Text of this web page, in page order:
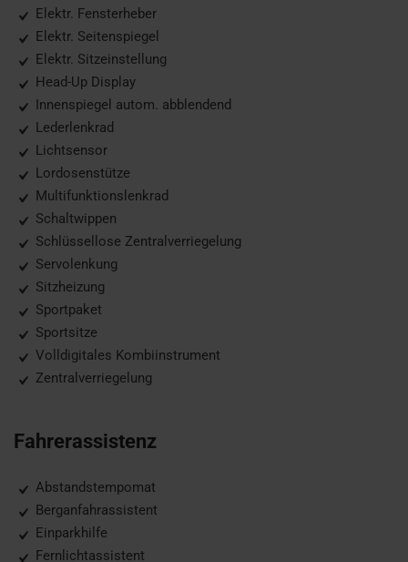
Elektr. Fensterheber
Elektr. Seitenspiegel
Elektr. Sitzeinstellung
Head-Up Display
Innenspiegel autom. abblendend
Lederlenkrad
Lichtsensor
Lordosenstütze
Multifunktionslenkrad
Schaltwippen
Schlüssellose Zentralverriegelung
Servolenkung
Sitzheizung
Sportpaket
Sportsitze
Volldigitales Kombiinstrument
Zentralverriegelung
Fahrerassistenz
Abstandstempomat
Berganfahrassistent
Einparkhilfe
Fernlichtassistent